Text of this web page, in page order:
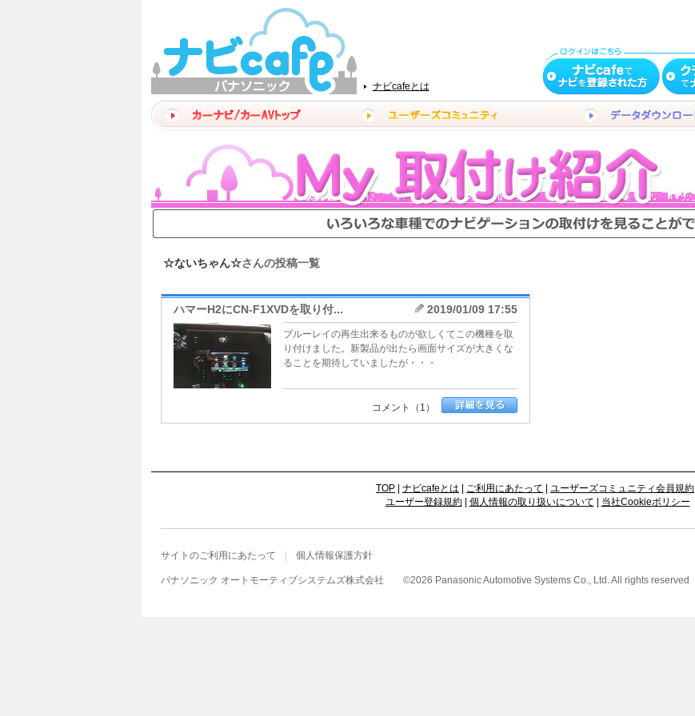
ナビcafeとは
☆ないちゃん☆さんの投稿一覧
ハマーH2にCN-F1XVDを取り付... 2019/01/09 17:55
ブルーレイの再生出来るものが欲しくてこの機種を取
り付けました。新製品が出たら画面サイズが大きくな
ることを期待していましたが・・・
コメント（1）
TOP ナビcafeとは ご利用にあたって ユーザーズコミュニティ会員規約
ユーザー登録規約| 個人情報の取り扱いについて 当社Cookieポリシー
サイトのご利用にあたって 個人情報保護方針
パナソニック オートモーティブシステムズ株式会社 ©2026 Panasonic Automotive Systems Co., Ltd. All rights reserved